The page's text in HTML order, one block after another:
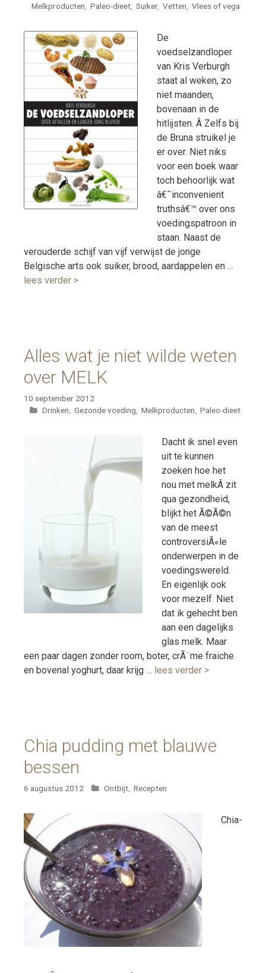
Melkproducten, Paleo-dieet, Suiker, Vetten, Vlees of vega
De
voedselzandloper
van Kris Verburgh
staat al weken, zo
niet maanden,
bovenaan in de
hitlijsten. Â Zelfs bij
de Bruna struikel je
er over. Niet niks
voor een boek waar
toch behoorlijk wat
â€˜inconvenient
truthsâ€™ over ons
voedingspatroon in
staan. Naast de
verouderde schijf van vijf verwijst de jonge
Belgische arts ook suiker, brood, aardappelen en …
lees verder >
Alles wat je niet wilde weten
over MELK
10 september 2012
Categorieën
Drinken, Gezonde voeding, Melkproducten, Paleo-dieet
Dacht ik snel even
uit te kunnen
zoeken hoe het
nou met melkÂ zit
qua gezondheid,
blijkt het Ã©Ã©n
van de meest
controversiÃ«le
onderwerpen in de
voedingswereld.
En eigenlijk ook
voor mezelf. Niet
dat ik gehecht ben
aan een dagelijks
glas melk. Maar
een paar dagen zonder room, boter, crÃ¨me fraiche
en bovenal yoghurt, daar krijg … lees verder >
Chia pudding met blauwe
bessen
6 augustus 2012 Categorieën
Ontbijt, Recepten
Chia-